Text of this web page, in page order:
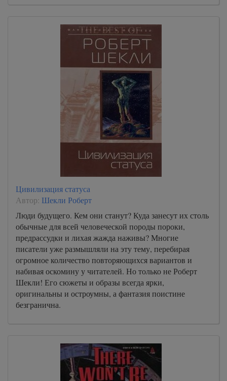
Цивилизация статуса
Автор: Шекли Роберт
Люди будущего. Кем они станут? Куда занесут их столь
обычные для всей человеческой породы пороки,
предрассудки и лихая жажда наживы? Многие
писатели уже размышляли на эту тему, перебирая
огромное количество повторяющихся вариантов и
набивая оскомину у читателей. Но только не Роберт
Шекли! Его сюжеты и образы всегда ярки,
оригинальны и остроумны, а фантазия поистине
безгранична.